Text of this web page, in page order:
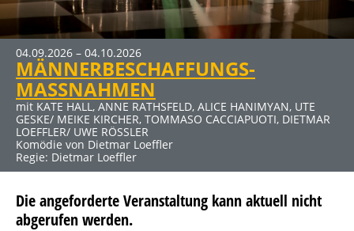
04.09.2026 – 04.10.2026
MÄNNERBESCHAFFUNGS-
MASSNAHMEN
mit KATE HALL, ANNE RATHSFELD, ALICE HANIMYAN, UTE
GESKE/ MEIKE KIRCHER, TOMMASO CACCIAPUOTI, DIETMAR
LOEFFLER/ UWE RÖSSLER
Komödie von Dietmar Loeffler
Regie: Dietmar Loeffler
Die angeforderte Veranstaltung kann aktuell nicht
abgerufen werden.